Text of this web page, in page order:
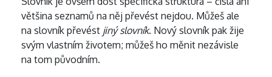
většina seznamů na něj převést nejdou. Můžeš ale
na slovník převést jiný slovník. Nový slovník pak žije
svým vlastním životem; můžeš ho měnit nezávisle
na tom původním.